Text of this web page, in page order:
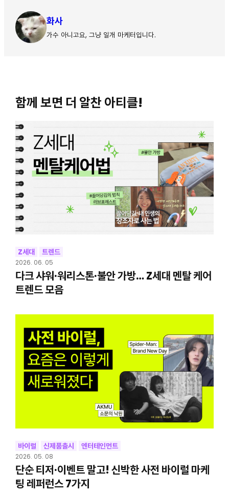
화사
가수 아니고요, 그냥 일개 마케터입니다.
함께 보면 더 알찬 아티클!
Z세대 트렌드
2026. 06. 05
다크 샤워·워리스톤·불안 가방… Z세대 멘탈 케어
트렌드 모음
바이럴 신제품출시 엔터테인먼트
2026. 05. 08
단순 티저·이벤트 말고! 신박한 사전 바이럴 마케
팅 레퍼런스 7가지